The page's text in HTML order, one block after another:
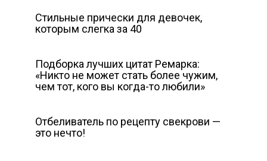
Стильные прически для девочек,
которым слегка за 40
Подборка лучших цитат Ремарка:
«Никто не может стать более чужим,
чем тот, кого вы когда-то любили»
Отбеливатель по рецепту свекрови —
это нечто!